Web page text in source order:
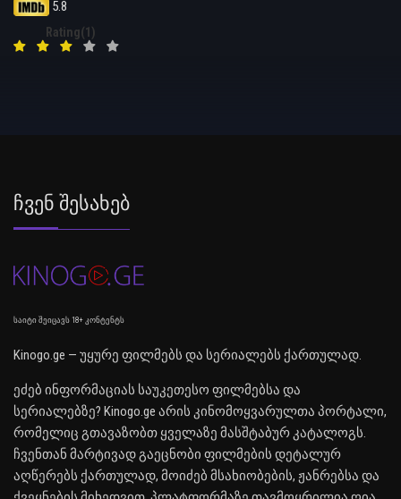
5.8
Rating(1)
Ჩვენ Შესახებ
საიტი შეიცავს 18+ კონტენტს
Kinogo.ge — უყურე ფილმებს და სერიალებს ქართულად.
ეძებ ინფორმაციას საუკეთესო ფილმებსა და
სერიალებზე? Kinogo.ge არის კინომოყვარულთა პორტალი,
რომელიც გთავაზობთ ყველაზე მასშტაბურ კატალოგს.
ჩვენთან მარტივად გაეცნობი ფილმების დეტალურ
აღწერებს ქართულად, მოიძებ მსახიობების, ჟანრებსა და